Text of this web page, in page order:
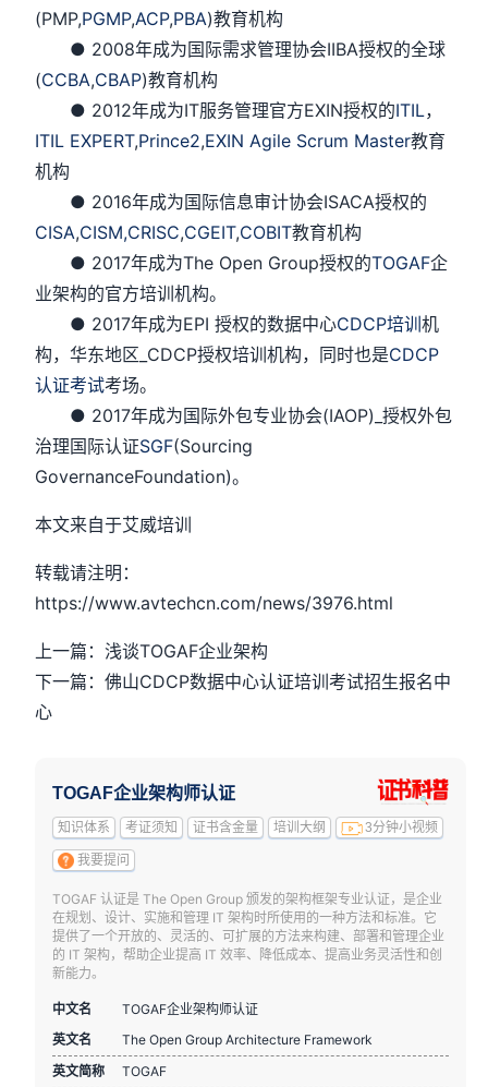
(PMP,PGMP,ACP,PBA)教育机构
● 2008年成为国际需求管理协会IIBA授权的全球
(CCBA,CBAP)教育机构
● 2012年成为IT服务管理官方EXIN授权的ITIL，
ITIL EXPERT,Prince2,EXIN Agile Scrum Master教育
机构
● 2016年成为国际信息审计协会ISACA授权的
CISA,CISM,CRISC,CGEIT,COBIT教育机构
● 2017年成为The Open Group授权的TOGAF企
业架构的官方培训机构。
● 2017年成为EPI 授权的数据中心CDCP培训机
构，华东地区_CDCP授权培训机构，同时也是CDCP
认证考试考场。
● 2017年成为国际外包专业协会(IAOP)_授权外包
治理国际认证SGF(Sourcing
GovernanceFoundation)。
本文来自于艾威培训
转载请注明：
https://www.avtechcn.com/news/3976.html
上一篇：浅谈TOGAF企业架构
下一篇：佛山CDCP数据中心认证培训考试招生报名中
心
TOGAF企业架构师认证
知识体系 考证须知 证书含金量 培训大纲 3分钟小视频
我要提问
TOGAF 认证是 The Open Group 颁发的架构框架专业认证，是企业
在规划、设计、实施和管理 IT 架构时所使用的一种方法和标准。它
提供了一个开放的、灵活的、可扩展的方法来构建、部署和管理企业
的 IT 架构，帮助企业提高 IT 效率、降低成本、提高业务灵活性和创
新能力。
中文名
TOGAF企业架构师认证
英文名
The Open Group Architecture Framework
英文简称
TOGAF